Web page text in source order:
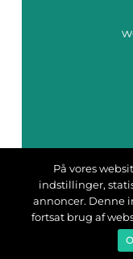
På vores
indstillinger,
annoncer. Denne
fortsat brug af